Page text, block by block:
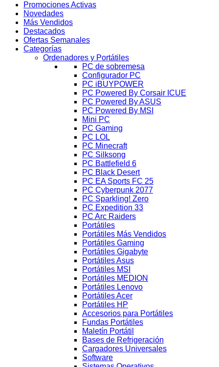
Promociones Activas
Novedades
Más Vendidos
Destacados
Ofertas Semanales
Categorías
Ordenadores y Portátiles
PC de sobremesa
Configurador PC
PC iBUYPOWER
PC Powered By Corsair ICUE
PC Powered By ASUS
PC Powered By MSI
Mini PC
PC Gaming
PC LOL
PC Minecraft
PC Silksong
PC Battlefield 6
PC Black Desert
PC EA Sports FC 25
PC Cyberpunk 2077
PC Sparkling! Zero
PC Expedition 33
PC Arc Raiders
Portátiles
Portátiles Más Vendidos
Portátiles Gaming
Portátiles Gigabyte
Portátiles Asus
Portátiles MSI
Portátiles MEDION
Portátiles Lenovo
Portátiles Acer
Portátiles HP
Accesorios para Portátiles
Fundas Portátiles
Maletín Portátil
Bases de Refrigeración
Cargadores Universales
Software